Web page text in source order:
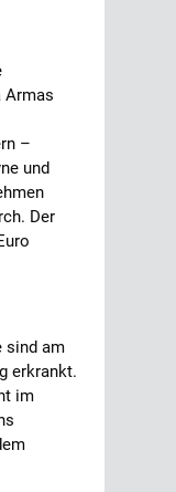
Armas
–
und
Der
sind am
erkrankt.
im